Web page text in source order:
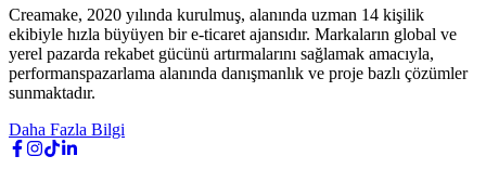
Creamake, 2020 yılında kurulmuş, alanında uzman 14 kişilik
ekibiyle hızla büyüyen bir e-ticaret ajansıdır. Markaların global ve
yerel pazarda rekabet gücünü artırmalarını sağlamak amacıyla,
performanspazarlama alanında danışmanlık ve proje bazlı çözümler
sunmaktadır.
Daha Fazla Bilgi